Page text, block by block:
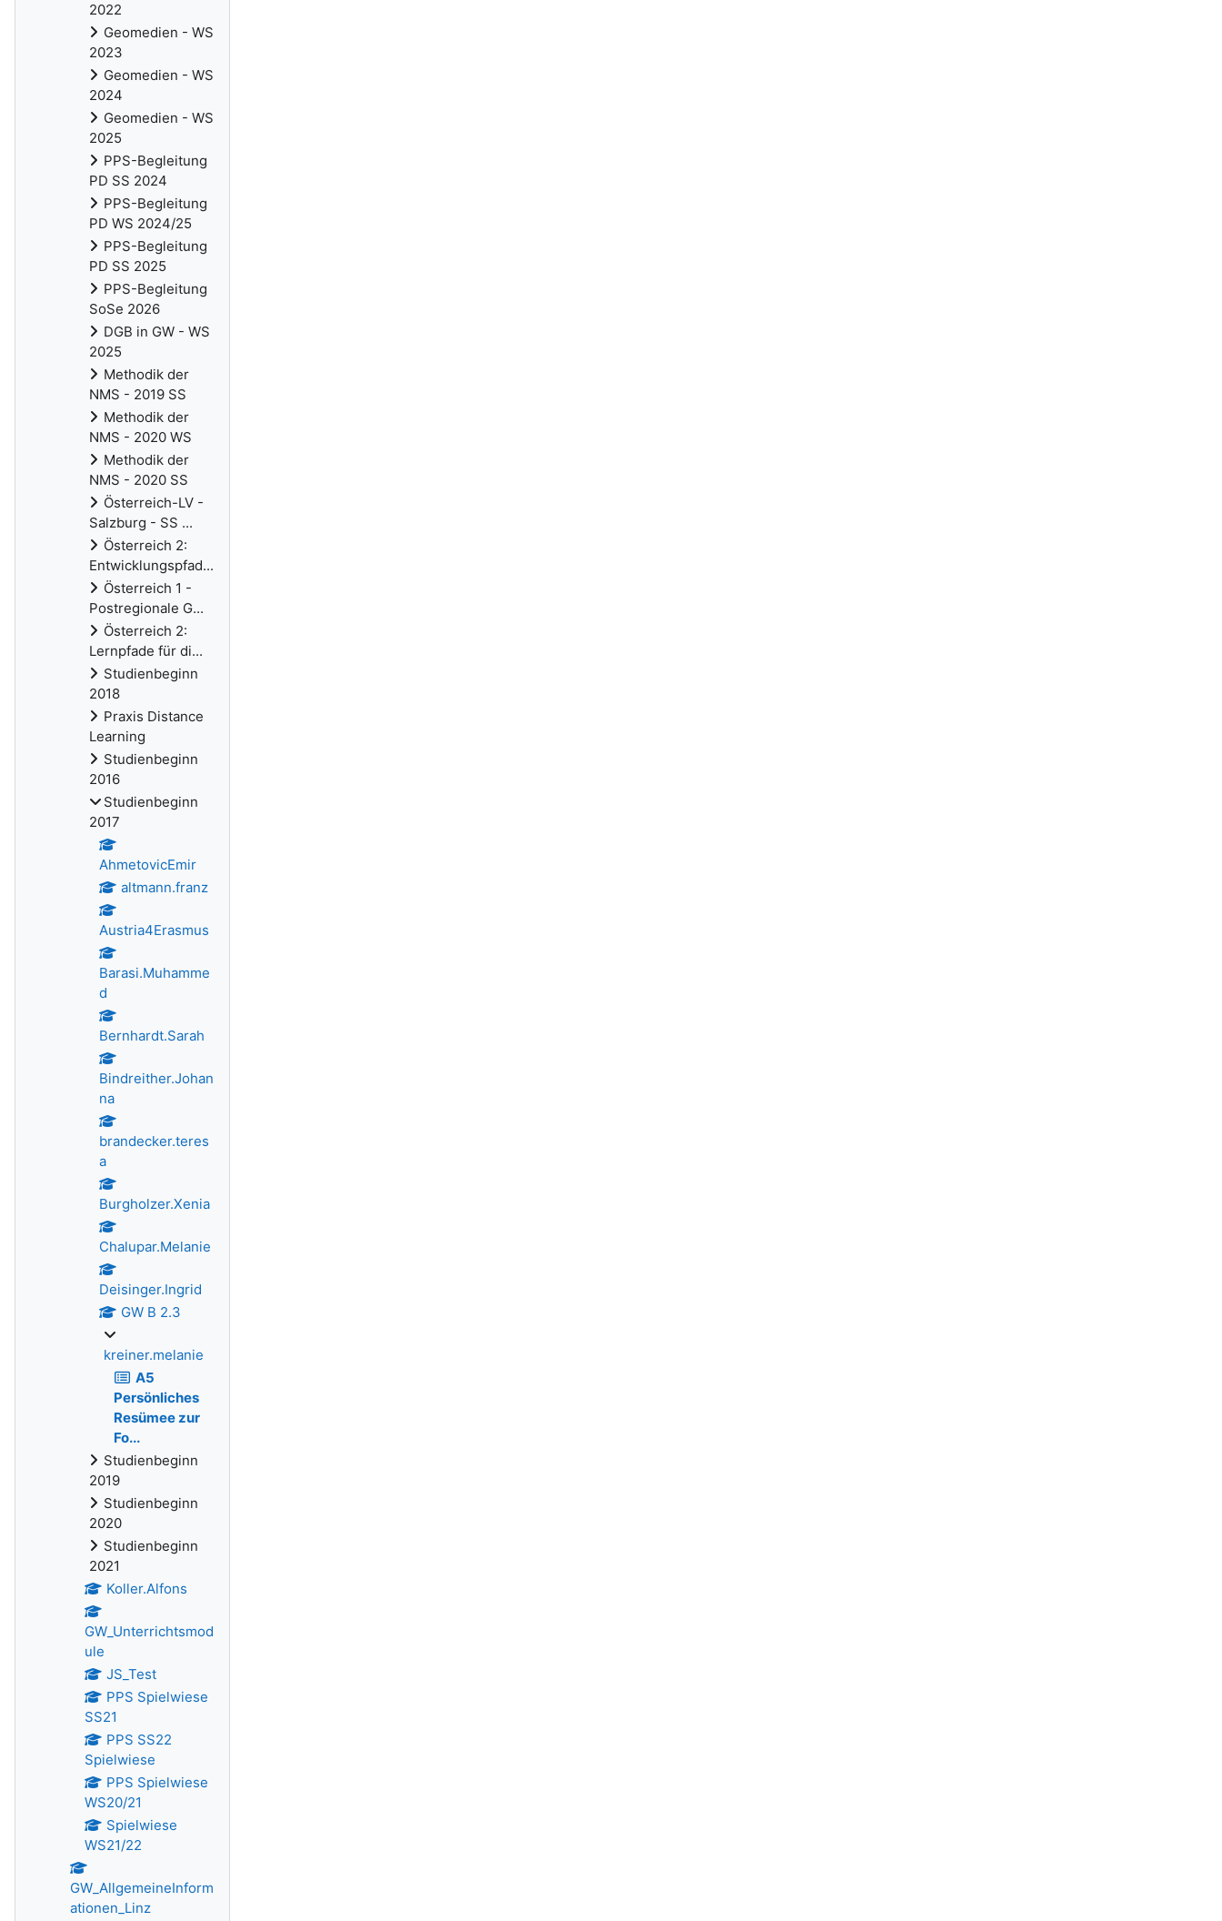
2022
Geomedien - WS
2023
Geomedien - WS
2024
Geomedien - WS
2025
PPS-Begleitung
PD SS 2024
PPS-Begleitung
PD WS 2024/25
PPS-Begleitung
PD SS 2025
PPS-Begleitung
SoSe 2026
DGB in GW - WS
2025
Methodik der
NMS - 2019 SS
Methodik der
NMS - 2020 WS
Methodik der
NMS - 2020 SS
Österreich-LV -
Salzburg - SS ...
Österreich 2:
Entwicklungspfad...
Österreich 1 -
Postregionale G...
Österreich 2:
Lernpfade für di...
Studienbeginn
2018
Praxis Distance
Learning
Studienbeginn
2016
Studienbeginn
2017
AhmetovicEmir
altmann.franz
Austria4Erasmus
Barasi.Muhamme
d
Bernhardt.Sarah
Bindreither.Johan
na
brandecker.teres
a
Burgholzer.Xenia
Chalupar.Melanie
Deisinger.Ingrid
GW B 2.3
kreiner.melanie
A5
Persönliches
Resümee zur
Fo...
Studienbeginn
2019
Studienbeginn
2020
Studienbeginn
2021
Koller.Alfons
GW_Unterrichtsmod
ule
JS_Test
PPS Spielwiese
SS21
PPS SS22
Spielwiese
PPS Spielwiese
WS20/21
Spielwiese
WS21/22
GW_AllgemeineInform
ationen_Linz